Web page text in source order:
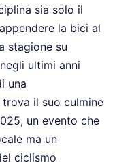
sia solo il
la bici al
stagione su
ultimi anni
una
il suo culmine
un evento che
ma un
ciclismo